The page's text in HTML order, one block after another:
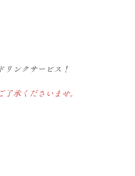
リンクサービス！
承くださいませ。